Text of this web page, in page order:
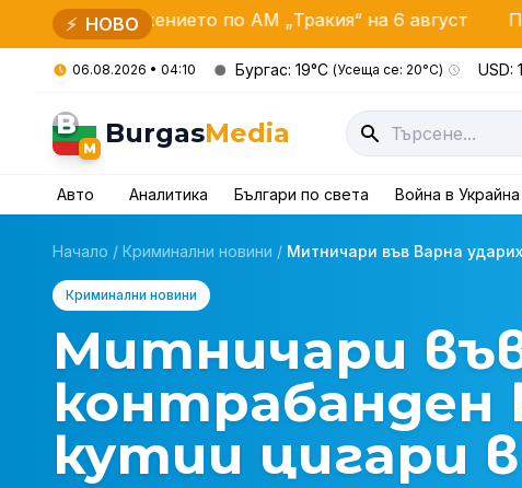
⚡ НОВО
по АМ „Тракия“ на 6 август
06.08.2026 • 04:10 Бургас: 19°C (Усеща се: 20°C) USD:
B
M BurgasMedia
Авто Аналитика Българи по света Война в Украйна
Начало / Криминални новини / Митничари във Варна
Криминални новини
Митничари
контрабанден
кутии цигари